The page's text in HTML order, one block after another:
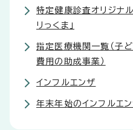
特定健康診査オリジナル
リっくま」
指定医療機関一覧（子
費用の助成事業）
インフルエンザ
年末年始のインフルエ